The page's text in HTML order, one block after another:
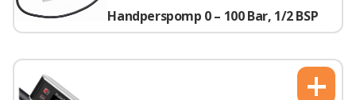
Handperspomp 0 – 100 Bar, 1/2 BSP
+